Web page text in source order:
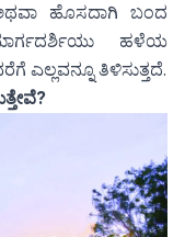
ಹೊಸದಾಗಿ ಬಂದ
ಹಳೆಯ
ಎಲ್ಲವನ್ನೂ ತಿಳಿಸುತ್ತದೆ.